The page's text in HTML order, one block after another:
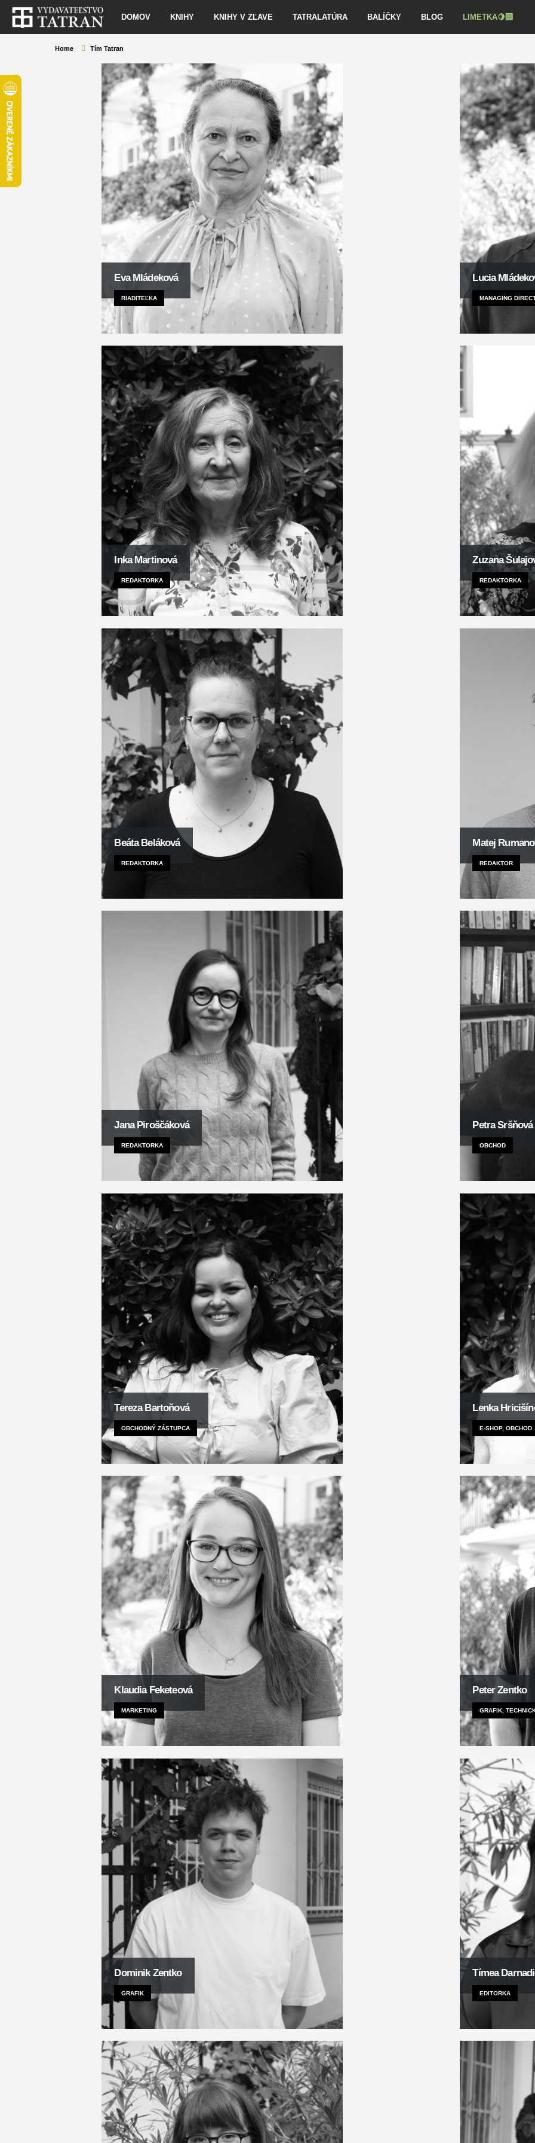
DOMOV KNIHY KNIHY V ZĽAVE TATRALATÚRA BALÍČKY BLOG LIMETKA🍋‍🟩
Home Tím Tatran
Eva Mládeková
RIADITEĽKA
Lucia
MANAGING
Inka Martinová
REDAKTORKA
Zuzana
REDAKTORKA
Beáta Beláková
REDAKTORKA
Matej
REDAKTOR
Jana Piroščáková
REDAKTORKA
Petra Sršňová
OBCHOD
Tereza Bartoňová
OBCHODNÝ ZÁSTUPCA
Lenka
E-SHOP, OBCHOD
Klaudia Feketeová
MARKETING
Peter Zentko
GRAFIK,
Dominik Zentko
GRAFIK
Tímea
EDITORKA